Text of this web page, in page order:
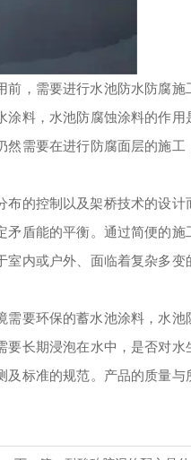
，需要进行水池防水防腐施
料，水池防腐蚀涂料的作用
然需要在进行防腐面层的施工
布的控制以及架桥技术的设计
盾能的平衡。通过简便的施
室内或户外、面临着复杂多变
要环保的蓄水池涂料，水池
要长期浸泡在水中，是否对水
标准的规范。产品的质量与